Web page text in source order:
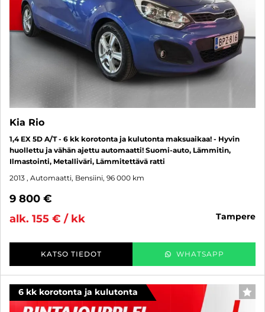
Kia Rio
1,4 EX 5D A/T - 6 kk korotonta ja kulutonta maksuaikaa! - Hyvin
huollettu ja vähän ajettu automaatti! Suomi-auto, Lämmitin,
Ilmastointi, Metalliväri, Lämmitettävä ratti
2013 , Automaatti, Bensiini, 96 000 km
9 800 €
alk. 155 € / kk
tampere
KATSO TIEDOT WHATSAPP
6 kk korotonta ja kulutonta